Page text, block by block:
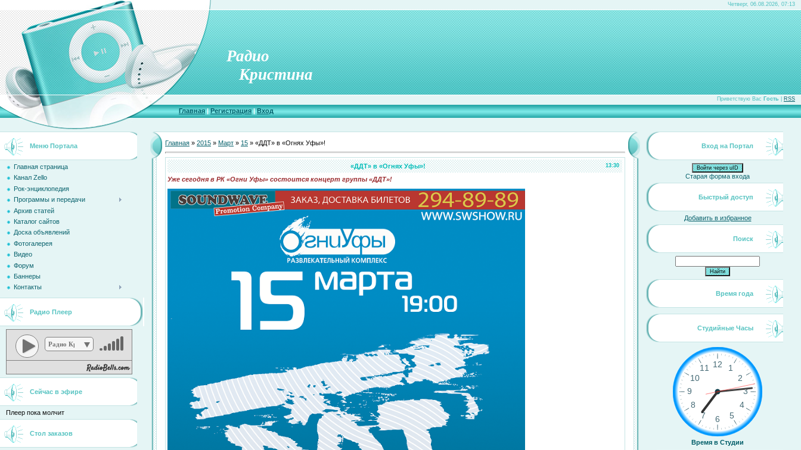
Четверг, 06.08.2026, 07:13
Радио
Кристина
Приветствую Вас Гость RSS
Главная|Регистрация|Вход
Меню Портала
Главная страница
Канал Zello
Рок-энциклопедия
Программы и передачи
Архив статей
Каталог сайтов
Доска объявлений
Фотогалерея
Видео
Форум
Баннеры
Контакты
Радио Плеер
Радио Кристина
Сейчас в эфире
Плеер пока молчит
Стол заказов
Главная » 2015 » Март » 15 » «ДДТ» в «Огнях Уфы»!
13:30
«ДДТ» в «Огнях Уфы»!
Уже сегодня в РК «Огни Уфы» состоится концерт группы «ДДТ»!
Вход на Портал
Войти через uID
Старая форма входа
Быстрый доступ
Добавить в избранное
Поиск
Время года
Студийные Часы
Время в Студии